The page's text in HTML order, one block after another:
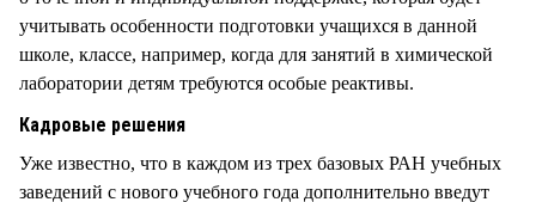
учитывать особенности подготовки учащихся в данной
школе, классе, например, когда для занятий в химической
лаборатории детям требуются особые реактивы.
Кадровые решения
Уже известно, что в каждом из трех базовых РАН учебных
заведений с нового учебного года дополнительно введут